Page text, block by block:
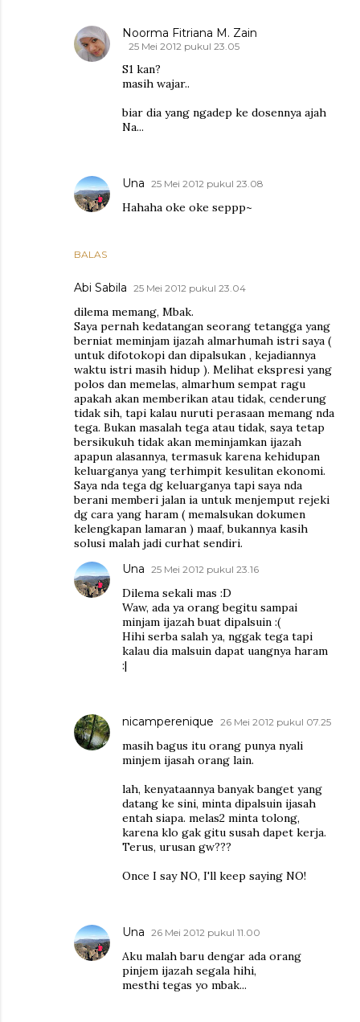
BALAS
Noorma Fitriana M. Zain
25 Mei 2012 pukul 23.05
S1 kan?
masih wajar..
biar dia yang ngadep ke dosennya ajah
Na...
Una 25 Mei 2012 pukul 23.08
Hahaha oke oke seppp~
Abi Sabila 25 Mei 2012 pukul 23.04
dilema memang, Mbak.
Saya pernah kedatangan seorang tetangga yang
berniat meminjam ijazah almarhumah istri saya (
untuk difotokopi dan dipalsukan , kejadiannya
waktu istri masih hidup ). Melihat ekspresi yang
polos dan memelas, almarhum sempat ragu
apakah akan memberikan atau tidak, cenderung
tidak sih, tapi kalau nuruti perasaan memang nda
tega. Bukan masalah tega atau tidak, saya tetap
bersikukuh tidak akan meminjamkan ijazah
apapun alasannya, termasuk karena kehidupan
keluarganya yang terhimpit kesulitan ekonomi.
Saya nda tega dg keluarganya tapi saya nda
berani memberi jalan ia untuk menjemput rejeki
dg cara yang haram ( memalsukan dokumen
kelengkapan lamaran ) maaf, bukannya kasih
solusi malah jadi curhat sendiri.
Una 25 Mei 2012 pukul 23.16
Dilema sekali mas :D
Waw, ada ya orang begitu sampai
minjam ijazah buat dipalsuin :(
Hihi serba salah ya, nggak tega tapi
kalau dia malsuin dapat uangnya haram
:|
nicamperenique 26 Mei 2012 pukul 07.25
masih bagus itu orang punya nyali
minjem ijasah orang lain.
lah, kenyataannya banyak banget yang
datang ke sini, minta dipalsuin ijasah
entah siapa. melas2 minta tolong,
karena klo gak gitu susah dapet kerja.
Terus, urusan gw???
Once I say NO, I'll keep saying NO!
Una 26 Mei 2012 pukul 11.00
Aku malah baru dengar ada orang
pinjem ijazah segala hihi,
mesthi tegas yo mbak...